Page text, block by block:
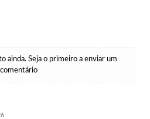
ainda. Seja o primeiro a enviar um
comentário